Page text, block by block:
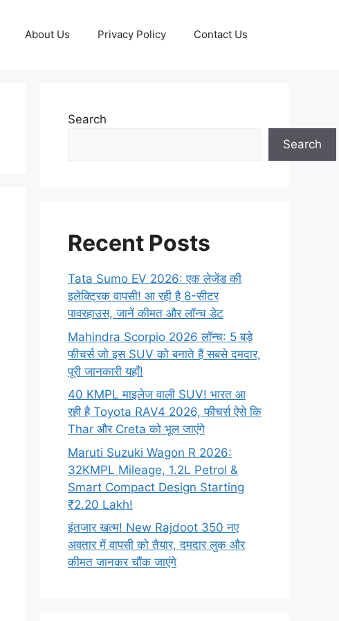
About Us Privacy Policy Contact Us
Search
Search
Recent Posts
Tata Sumo EV 2026: एक लेजेंड की
इलेक्ट्रिक वापसी! आ रही है 8-सीटर
पावरहाउस, जानें कीमत और लॉन्च डेट
Mahindra Scorpio 2026 लॉन्च: 5 बड़े
फीचर्स जो इस SUV को बनाते हैं सबसे दमदार,
पूरी जानकारी यहाँ!
40 KMPL माइलेज वाली SUV! भारत आ
रही है Toyota RAV4 2026, फीचर्स ऐसे कि
Thar और Creta को भूल जाएंगे
Maruti Suzuki Wagon R 2026:
32KMPL Mileage, 1.2L Petrol &
Smart Compact Design Starting
₹2.20 Lakh!
इंतजार खत्म! New Rajdoot 350 नए
अवतार में वापसी को तैयार, दमदार लुक और
कीमत जानकर चौंक जाएंगे